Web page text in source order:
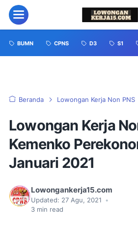
BUMN CPNS D3 S1
Beranda Lowongan Kerja Non PNS
Lowongan Kerja
Kemenko
Januari 2021
Lowongankerja15.com
Updated: 27 Agu, 2021
•
3 min read